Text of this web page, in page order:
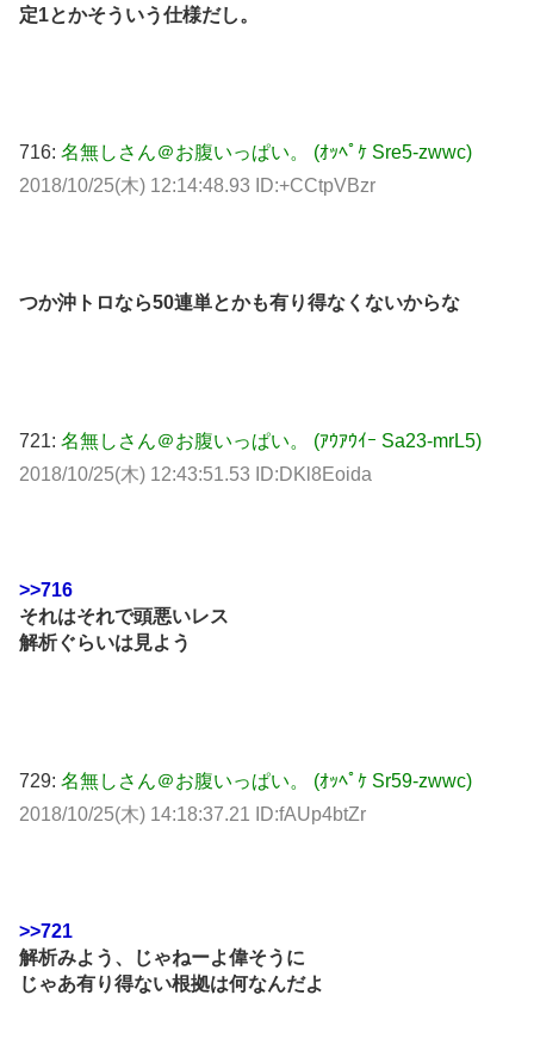
定1とかそういう仕様だし。
716: 名無しさん＠お腹いっぱい。 (ｵｯﾍﾟｹ Sre5-zwwc)
2018/10/25(木) 12:14:48.93 ID:+CCtpVBzr
つか沖トロなら50連単とかも有り得なくないからな
721: 名無しさん＠お腹いっぱい。 (ｱｳｱｳｲｰ Sa23-mrL5)
2018/10/25(木) 12:43:51.53 ID:DKl8Eoida
>>716
それはそれで頭悪いレス
解析ぐらいは見よう
729: 名無しさん＠お腹いっぱい。 (ｵｯﾍﾟｹ Sr59-zwwc)
2018/10/25(木) 14:18:37.21 ID:fAUp4btZr
>>721
解析みよう、じゃねーよ偉そうに
じゃあ有り得ない根拠は何なんだよ